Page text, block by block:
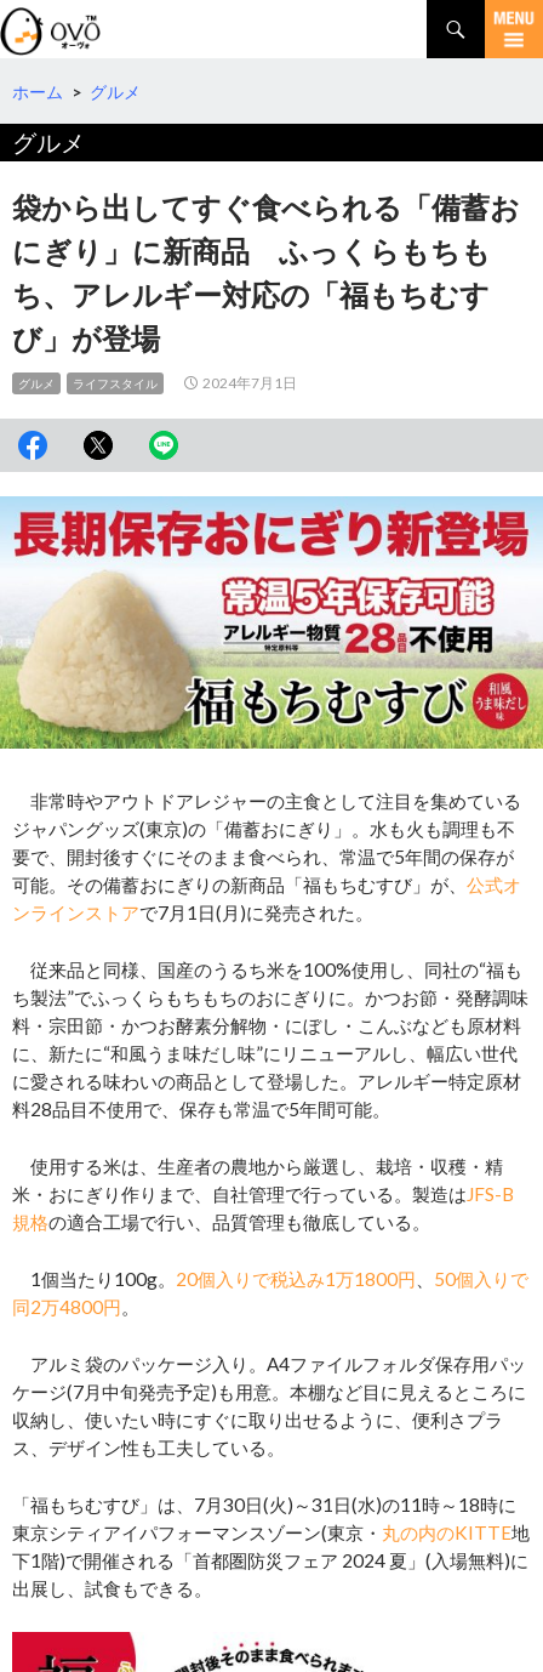
検
索
コ
テ
ツ
へ
動
ホーム > グルメ
グルメ
袋から出してすぐ食べられる「備蓄お
にぎり」に新商品 ふっくらもちも
ち、アレルギー対応の「福もちむす
び」が登場
グルメ ライフスタイル 2024年7月1日
非常時やアウトドアレジャーの主食として注目を集めている
ジャパングッズ(東京)の「備蓄おにぎり」。水も火も調理も不
要で、開封後すぐにそのまま食べられ、常温で5年間の保存が
可能。その備蓄おにぎりの新商品「福もちむすび」が、 公式オ
ンラインストアで7月1日(月)に発売された。
従来品と同様、国産のうるち米を100%使用し、同社の“福も
ち製法”でふっくらもちもちのおにぎりに。かつお節・発酵調味
料・宗田節・かつお酵素分解物・にぼし・こんぶなども原材料
に、新たに“和風うま味だし味”にリニューアルし、幅広い世代
に愛される味わいの商品として登場した。アレルギー特定原材
料28品目不使用で、保存も常温で5年間可能。
使用する米は、生産者の農地から厳選し、栽培・収穫・精
米・おにぎり作りまで、自社管理で行っている。製造はJFS-B
規格の適合工場で行い、品質管理も徹底している。
1個当たり100g。 20個入りで税込み1万1800円
50個入りで
同2万4800円。
アルミ袋のパッケージ入り。A4ファイルフォルダ保存用パッ
ケージ(7月中旬発売予定)も用意。本棚など目に見えるところに
収納し、使いたい時にすぐに取り出せるように、便利さプラ
ス、デザイン性も工夫している。
「福もちむすび」は、7月30日(火)～31日(水)の11時～18時に
東京シティアイパフォーマンスゾーン(東京・ 丸の内のKITTE地
下1階)で開催される「首都圏防災フェア 2024 夏」(入場無料)に
出展し、試食もできる。